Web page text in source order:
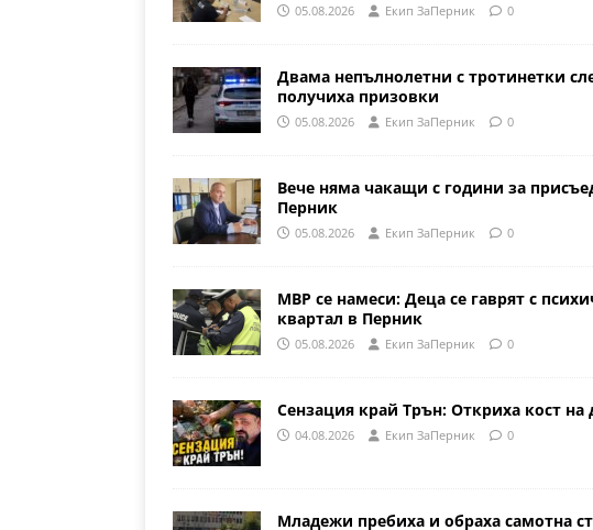
05.08.2026 Eкип ЗаПерник 0
Двама непълнолетни с тротинетки
получиха призовки
05.08.2026 Eкип ЗаПерник 0
Вече няма чакащи с години за
Перник
05.08.2026 Eкип ЗаПерник 0
МВР се намеси: Деца се гаврят с
квартал в Перник
05.08.2026 Eкип ЗаПерник 0
Сензация край Трън: Откриха кост
04.08.2026 Eкип ЗаПерник 0
Младежи пребиха и обраха самотна